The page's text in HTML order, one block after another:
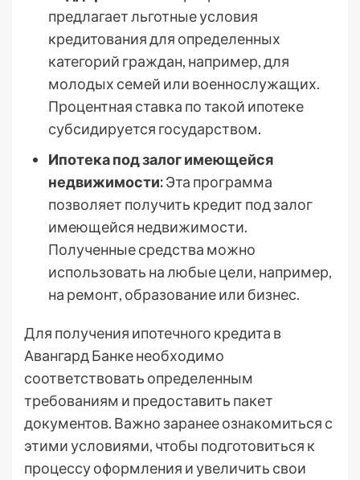
предлагает льготные условия
кредитования для определенных
категорий граждан, например, для
молодых семей или военнослужащих.
Процентная ставка по такой ипотеке
субсидируется государством.
Ипотека под залог имеющейся
недвижимости:Эта программа
позволяет получить кредит под залог
имеющейся недвижимости.
Полученные средства можно
использовать на любые цели, например,
на ремонт, образование или бизнес.
Для получения ипотечного кредита в
Авангард Банке необходимо
соответствовать определенным
требованиям и предоставить пакет
документов. Важно заранее ознакомиться с
этими условиями, чтобы подготовиться к
процессу оформления и увеличить свои